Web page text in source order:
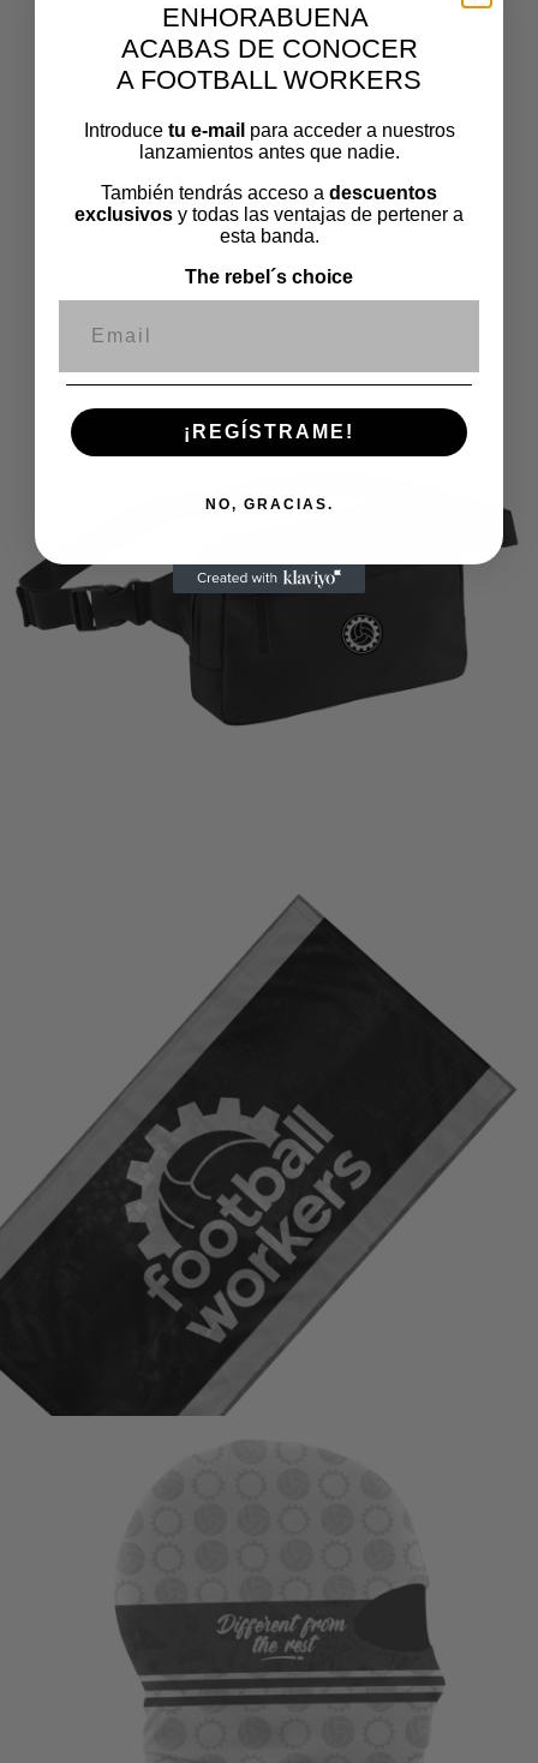
Para todos ellos, hemos fabricado este gorro
pasamontañas. El gorro para cuando tenemos que pasar
desapercibidos, el pasamontañas para cuando la ocasión
PRODUCTOS RELACIONADOS
€25,00
ENHORABUENA
ACABAS DE CONOCER
A FOOTBALL WORKERS
Introduce tu e-mail para acceder a nuestros
lanzamientos antes que nadie.
También tendrás acceso a descuentos
exclusivos y todas las ventajas de pertener a
esta banda.
The rebel´s choice
¡REGÍSTRAME!
NO, GRACIAS.